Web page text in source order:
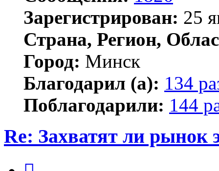
Зарегистрирован: 25
Страна, Регион,
Город: Минск
Благодарил (а): 134
Поблагодарили: 144
Re: Захватят ли рынок